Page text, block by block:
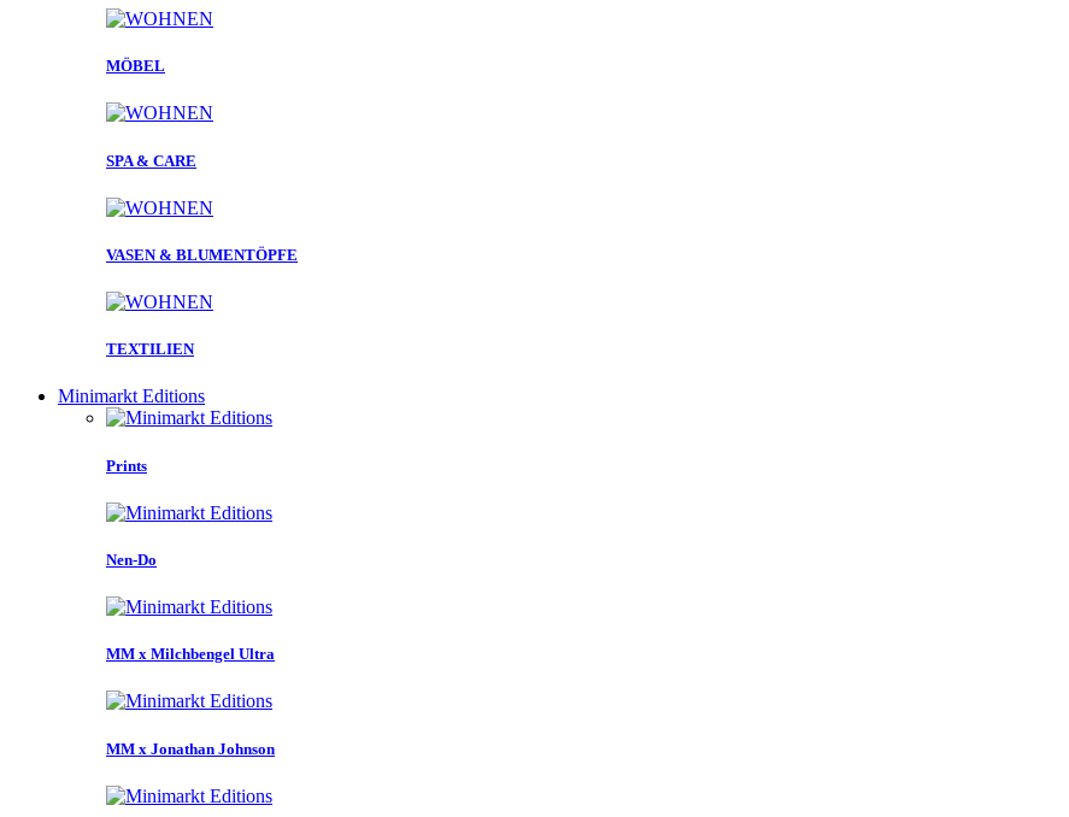
MÖBEL
SPA & CARE
VASEN & BLUMENTÖPFE
TEXTILIEN
Minimarkt Editions
Prints
Nen-Do
MM x Milchbengel Ultra
MM x Jonathan Johnson